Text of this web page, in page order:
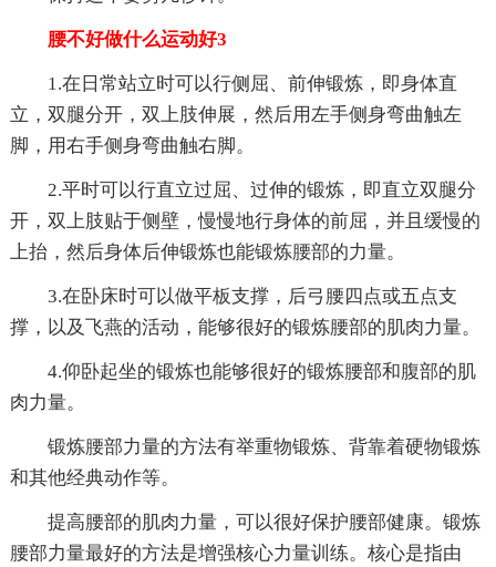
腰不好做什么运动好3
1.在日常站立时可以行侧屈、前伸锻炼，即身体直
立，双腿分开，双上肢伸展，然后用左手侧身弯曲触左
脚，用右手侧身弯曲触右脚。
2.平时可以行直立过屈、过伸的锻炼，即直立双腿分
开，双上肢贴于侧壁，慢慢地行身体的前屈，并且缓慢的
上抬，然后身体后伸锻炼也能锻炼腰部的力量。
3.在卧床时可以做平板支撑，后弓腰四点或五点支
撑，以及飞燕的活动，能够很好的锻炼腰部的肌肉力量。
4.仰卧起坐的锻炼也能够很好的锻炼腰部和腹部的肌
肉力量。
锻炼腰部力量的方法有举重物锻炼、背靠着硬物锻炼
和其他经典动作等。
提高腰部的肌肉力量，可以很好保护腰部健康。锻炼
腰部力量最好的方法是增强核心力量训练。核心是指由